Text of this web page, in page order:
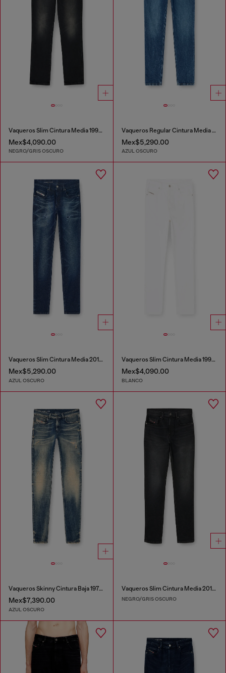
Vaqueros Slim Cintura Media 1993 D-Vyl
Mex$4,090.00
NEGRO/GRIS OSCURO
Vaqueros Regular Cintura Media 2023 D-Finitive
Mex$5,290.00
AZUL OSCURO
Vaqueros Slim Cintura Media 2019 D-Strukt
Mex$5,290.00
AZUL OSCURO
Vaqueros Slim Cintura Media 1993 D-Vyl
Mex$4,090.00
BLANCO
Vaqueros Skinny Cintura Baja 1979 Sleenker
Mex$7,390.00
AZUL OSCURO
Vaqueros Slim Cintura Media 2019 D-Strukt
NEGRO/GRIS OSCURO